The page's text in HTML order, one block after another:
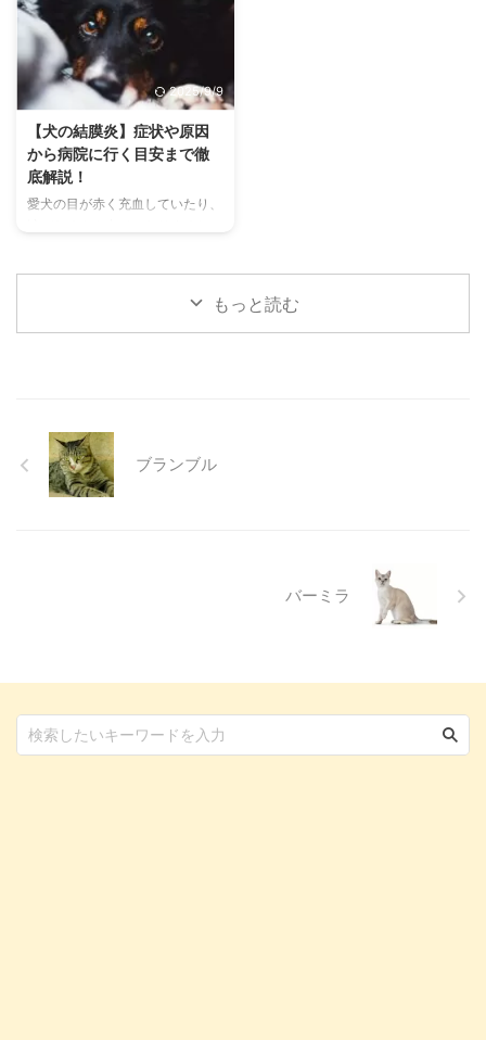
現するため、その鳴き声の意味を
理解することは、愛チンチラとの
関係を深める上で非常に大切で
す。 この記事では、チンチラの
代表的な鳴き声の種類とその意味
鳴き声からわかるストレスや病気
のサイン、チンチラが鳴く理由を
理解して良好な関係を築くための
ヒントもご紹介します。 この記
ニ ...
る ...
2025/9/9
【犬の結膜炎】症状や原因
から病院に行く目安まで徹
底解説！
愛犬の目が赤く充血していたり、
る目の病気ですが、原因や症状は
さまざまです。 この記事では、
炎かも？」と思ったときに、すぐ
に動物病院に行くべきかどうかの
判断基準や、病院での治療内容に
もっと読む
ブランブル
バーミラ